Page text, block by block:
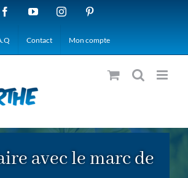
FacebookYouTubeInstagram
Contact Mon compte
avec le marc de